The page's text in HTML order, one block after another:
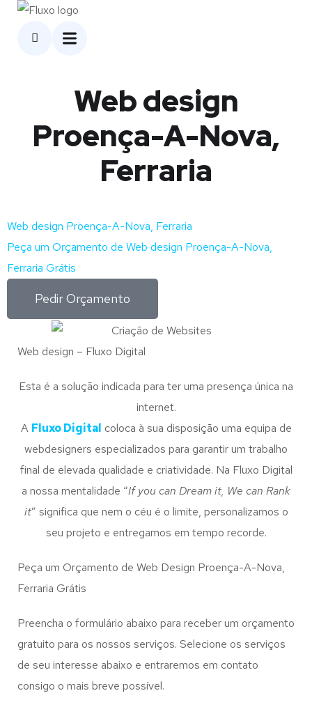
Web design
Proença-A-Nova,
Ferraria
Web design Proença-A-Nova, Ferraria
Peça um Orçamento de Web design Proença-A-Nova,
Ferraria Grátis
Pedir Orçamento
Web design – Fluxo Digital
Esta é a solução indicada para ter uma presença única na
internet.
A Fluxo Digital coloca à sua disposição uma equipa de
webdesigners especializados para garantir um trabalho
final de elevada qualidade e criatividade. Na Fluxo Digital
a nossa mentalidade “If you can Dream it, We can Rank
it” significa que nem o céu é o limite, personalizamos o
seu projeto e entregamos em tempo recorde.
Peça um Orçamento de Web Design Proença-A-Nova,
Ferraria Grátis
Preencha o formulário abaixo para receber um orçamento
gratuito para os nossos serviços. Selecione os serviços
de seu interesse abaixo e entraremos em contato
consigo o mais breve possível.